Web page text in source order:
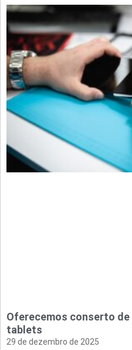
Oferecemos conserto
tablets
29 de dezembro de 2025